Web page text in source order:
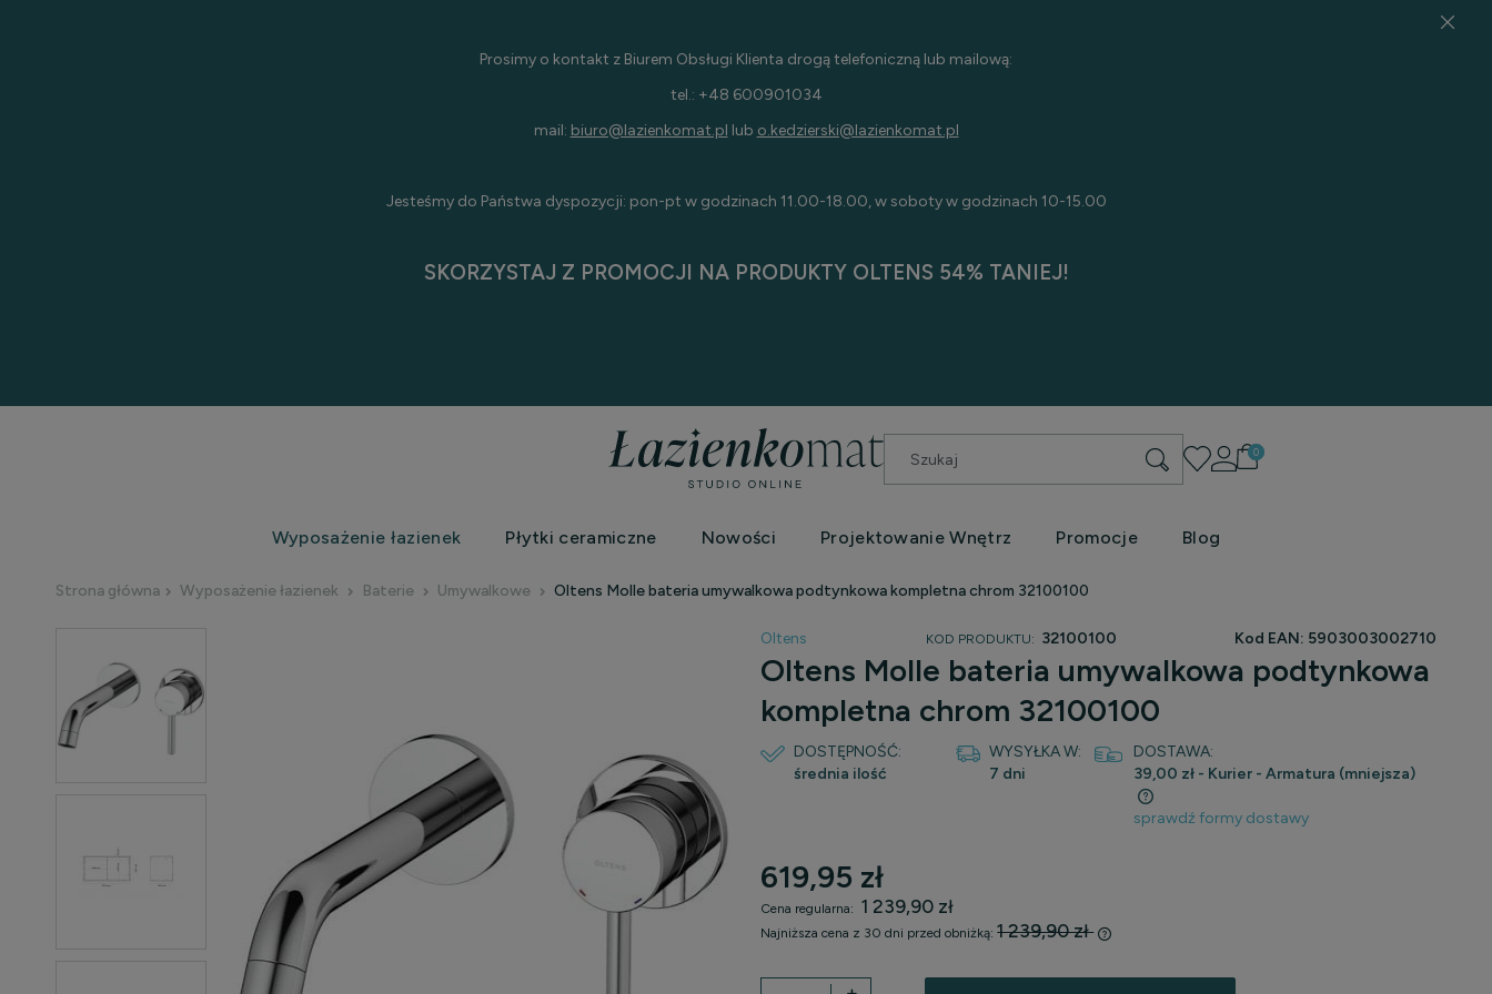
Prosimy o kontakt z Biurem Obsługi Klienta drogą telefoniczną lub mailową:
tel.: +48 600901034
mail: biuro@lazienkomat.pl lub o.kedzierski@lazienkomat.pl
Jesteśmy do Państwa dyspozycji: pon-pt w godzinach 11.00-18.00, w soboty w godzinach 10-15.00
SKORZYSTAJ Z PROMOCJI NA PRODUKTY OLTENS 54% TANIEJ!
Wyposażenie łazienek Płytki ceramiczne Nowości Projektowanie Wnętrz Promocje Blog
Strona główna Wyposażenie łazienek Baterie Umywalkowe Oltens Molle bateria umywalkowa podtynkowa kompletna chrom 32100100
Oltens KOD PRODUKTU: 32100100 Kod EAN: 5903003002710
Oltens Molle bateria umywalkowa podtynkowa
kompletna chrom 32100100
DOSTĘPNOŚĆ:
średnia ilość
WYSYŁKA W:
7 dni
DOSTAWA:
39,00 zł - Kurier - Armatura (mniejsza)
płatności
sprawdź formy dostawy
619,95 zł
Cena regularna: 1 239,90 zł
Najniższa cena z 30 dni przed obniżką:1 239,90 zł
Jeżeli produkt jest sprzedawany krócej niż